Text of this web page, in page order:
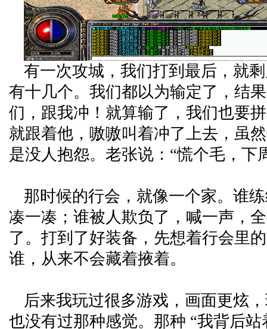
有一次攻城，我们打到最后，就
有十几个。我们都以为输定了，结
们，跟我冲！就算输了，我们也要
就跟着他，嗷嗷叫着冲了上去，虽
是没人抱怨。老张说：“慌个毛，下
那时候的行会，就像一个家。谁
凑一凑；谁被人欺负了，喊一声，
了。打到了好装备，先想着行会里
谁，从来不会藏着掖着。
后来我玩过很多游戏，画面更炫
也没有过那种感觉。那种 “我背后站